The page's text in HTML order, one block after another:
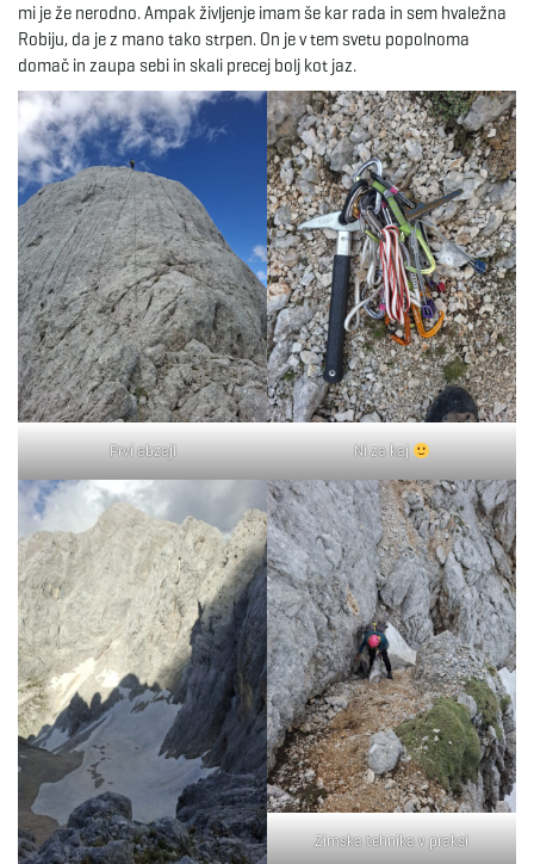
mi je že nerodno. Ampak življenje imam še kar rada in sem hvaležna
Robiju, da je z mano tako strpen. On je v tem svetu popolnoma
domač in zaupa sebi in skali precej bolj kot jaz.
Prvi abzajl Ni za kaj
Zimska tehnika v praksi